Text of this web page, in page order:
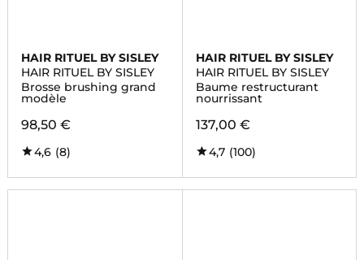
HAIR RITUEL BY SISLEY
HAIR RITUEL BY SISLEY
Brosse brushing grand
modèle
98,50 €
4,6 (8)
HAIR RITUEL BY SISLEY
HAIR RITUEL BY SISLEY
Baume restructurant
nourrissant
137,00 €
4,7 (100)